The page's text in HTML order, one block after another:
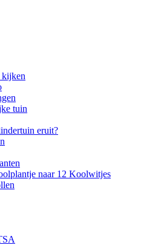
kijken
tuin
eruit?
naar 12 Koolwitjes